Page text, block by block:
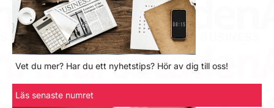
Vet du mer? Har du ett nyhetstips? Hör av dig till oss!
Läs senaste numret